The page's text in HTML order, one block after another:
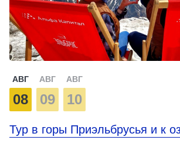
АВГ
08
АВГ
09
АВГ
10
Тур в горы Приэльбрусья и к